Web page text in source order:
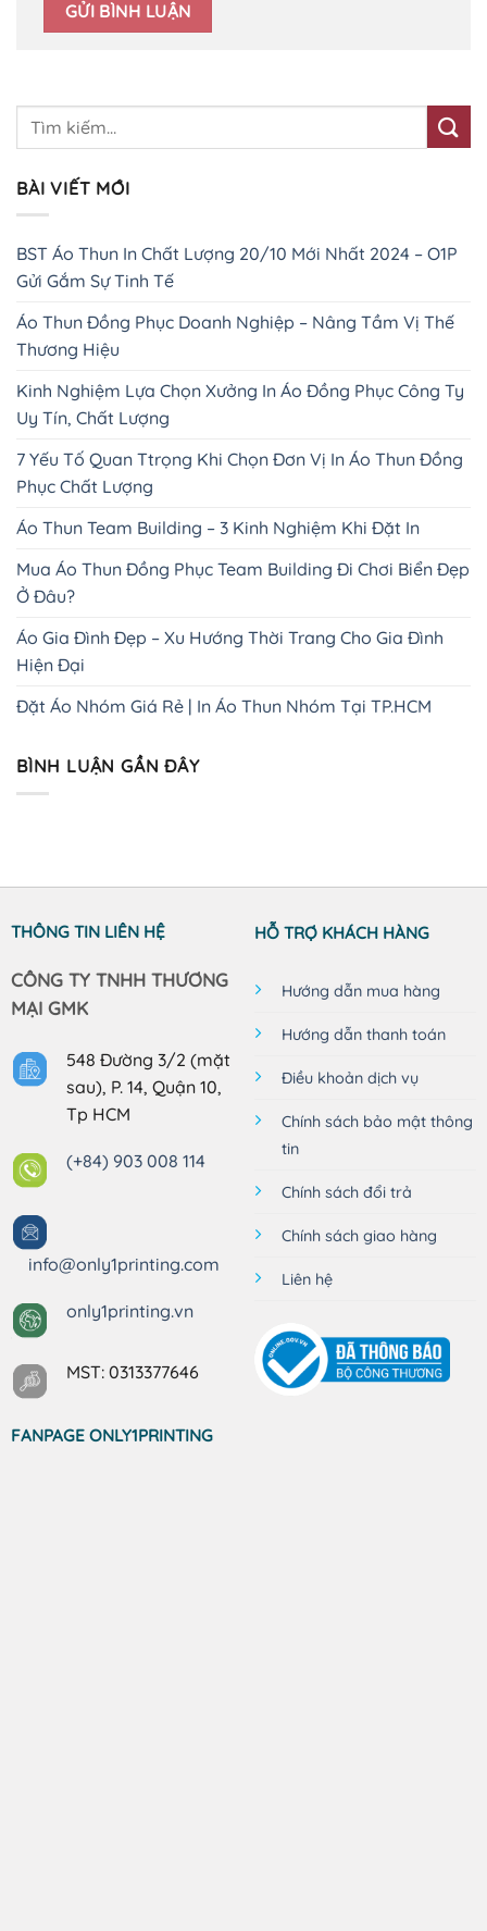
BÀI VIẾT MỚI
BST Áo Thun In Chất Lượng 20/10 Mới Nhất 2024 – O1P
Gửi Gắm Sự Tinh Tế
Áo Thun Đồng Phục Doanh Nghiệp – Nâng Tầm Vị Thế
Thương Hiệu
Kinh Nghiệm Lựa Chọn Xưởng In Áo Đồng Phục Công Ty
Uy Tín, Chất Lượng
7 Yếu Tố Quan Ttrọng Khi Chọn Đơn Vị In Áo Thun Đồng
Phục Chất Lượng
Áo Thun Team Building – 3 Kinh Nghiệm Khi Đặt In
Mua Áo Thun Đồng Phục Team Building Đi Chơi Biển Đẹp
Ở Đâu?
Áo Gia Đình Đẹp – Xu Hướng Thời Trang Cho Gia Đình
Hiện Đại
Đặt Áo Nhóm Giá Rẻ | In Áo Thun Nhóm Tại TP.HCM
BÌNH LUẬN GẦN ĐÂY
THÔNG TIN LIÊN HỆ
CÔNG TY TNHH THƯƠNG
MẠI GMK
548 Đường 3/2 (mặt
sau), P. 14, Quận 10,
Tp HCM
(+84) 903 008 114
info@only1printing.com
only1printing.vn
MST: 0313377646
HỖ TRỢ KHÁCH HÀNG
Hướng dẫn mua hàng
Hướng dẫn thanh toán
Điều khoản dịch vụ
Chính sách bảo mật thông
tin
Chính sách đổi trả
Chính sách giao hàng
Liên hệ
FANPAGE ONLY1PRINTING